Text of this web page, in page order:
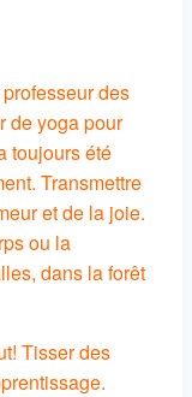
des
de yoga pour
toujours été
Transmettre
et de la joie.
ou la
dans la forêt
Tisser des